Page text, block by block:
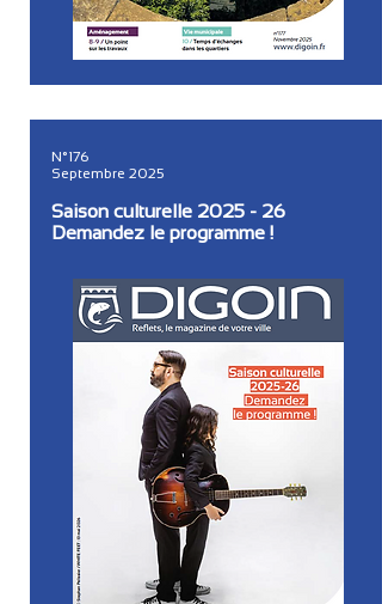
N°176
Septembre 2025
Saison culturelle 2025 - 26
Demandez le programme !